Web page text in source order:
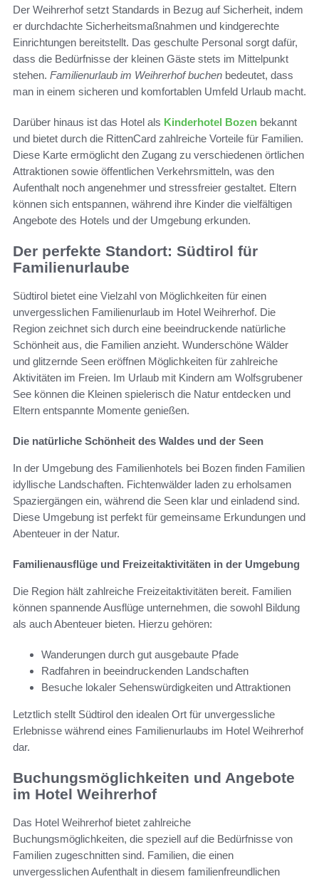
Der Weihrerhof setzt Standards in Bezug auf Sicherheit, indem
er durchdachte Sicherheitsmaßnahmen und kindgerechte
Einrichtungen bereitstellt. Das geschulte Personal sorgt dafür,
dass die Bedürfnisse der kleinen Gäste stets im Mittelpunkt
stehen. Familienurlaub im Weihrerhof buchen bedeutet, dass
man in einem sicheren und komfortablen Umfeld Urlaub macht.
Darüber hinaus ist das Hotel als Kinderhotel Bozen bekannt
und bietet durch die RittenCard zahlreiche Vorteile für Familien.
Diese Karte ermöglicht den Zugang zu verschiedenen örtlichen
Attraktionen sowie öffentlichen Verkehrsmitteln, was den
Aufenthalt noch angenehmer und stressfreier gestaltet. Eltern
können sich entspannen, während ihre Kinder die vielfältigen
Angebote des Hotels und der Umgebung erkunden.
Der perfekte Standort: Südtirol für
Familienurlaube
Südtirol bietet eine Vielzahl von Möglichkeiten für einen
unvergesslichen Familienurlaub im Hotel Weihrerhof. Die
Region zeichnet sich durch eine beeindruckende natürliche
Schönheit aus, die Familien anzieht. Wunderschöne Wälder
und glitzernde Seen eröffnen Möglichkeiten für zahlreiche
Aktivitäten im Freien. Im Urlaub mit Kindern am Wolfsgrubener
See können die Kleinen spielerisch die Natur entdecken und
Eltern entspannte Momente genießen.
Die natürliche Schönheit des Waldes und der Seen
In der Umgebung des Familienhotels bei Bozen finden Familien
idyllische Landschaften. Fichtenwälder laden zu erholsamen
Spaziergängen ein, während die Seen klar und einladend sind.
Diese Umgebung ist perfekt für gemeinsame Erkundungen und
Abenteuer in der Natur.
Familienausflüge und Freizeitaktivitäten in der Umgebung
Die Region hält zahlreiche Freizeitaktivitäten bereit. Familien
können spannende Ausflüge unternehmen, die sowohl Bildung
als auch Abenteuer bieten. Hierzu gehören:
Wanderungen durch gut ausgebaute Pfade
Radfahren in beeindruckenden Landschaften
Besuche lokaler Sehenswürdigkeiten und Attraktionen
Letztlich stellt Südtirol den idealen Ort für unvergessliche
Erlebnisse während eines Familienurlaubs im Hotel Weihrerhof
dar.
Buchungsmöglichkeiten und Angebote
im Hotel Weihrerhof
Das Hotel Weihrerhof bietet zahlreiche
Buchungsmöglichkeiten, die speziell auf die Bedürfnisse von
Familien zugeschnitten sind. Familien, die einen
unvergesslichen Aufenthalt in diesem familienfreundlichen